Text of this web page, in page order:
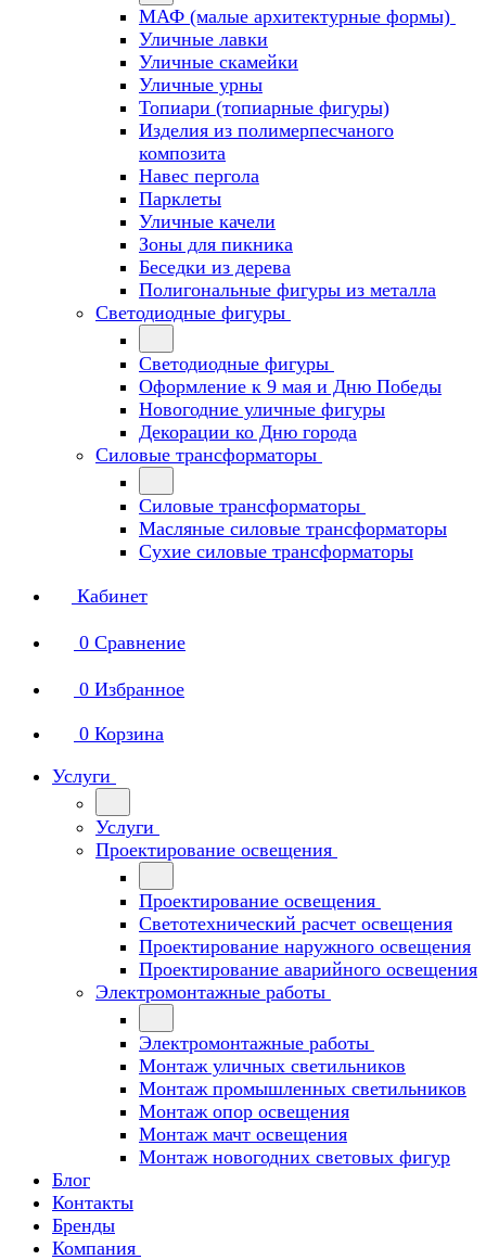
МАФ (малые архитектурные формы)
Уличные лавки
Уличные скамейки
Уличные урны
Топиари (топиарные фигуры)
Изделия из полимерпесчаного
композита
Навес пергола
Парклеты
Уличные качели
Зоны для пикника
Беседки из дерева
Полигональные фигуры из металла
Светодиодные фигуры
Светодиодные фигуры
Оформление к 9 мая и Дню Победы
Новогодние уличные фигуры
Декорации ко Дню города
Силовые трансформаторы
Силовые трансформаторы
Масляные силовые трансформаторы
Сухие силовые трансформаторы
Кабинет
0 Сравнение
0 Избранное
0 Корзина
Услуги
Услуги
Проектирование освещения
Проектирование освещения
Светотехнический расчет освещения
Проектирование наружного освещения
Проектирование аварийного освещения
Электромонтажные работы
Электромонтажные работы
Монтаж уличных светильников
Монтаж промышленных светильников
Монтаж опор освещения
Монтаж мачт освещения
Монтаж новогодних световых фигур
Блог
Контакты
Бренды
Компания